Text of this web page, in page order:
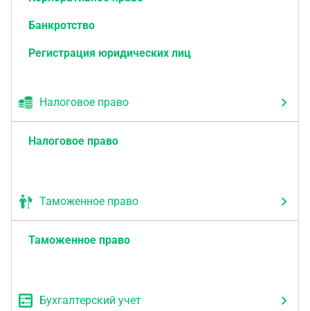
Банкротство
Регистрация юридических лиц
Налоговое право
Налоговое право
Таможенное право
Таможенное право
Бухгалтерский учет